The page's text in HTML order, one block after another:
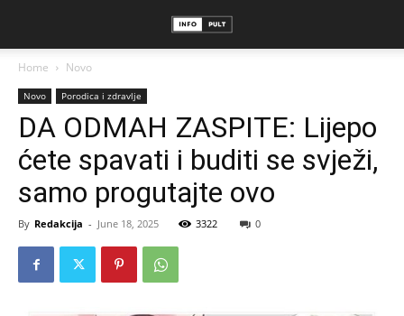
Home Novo
Novo Porodica i zdravlje
DA ODMAH ZASPITE: Lijepo
ćete spavati i buditi se svježi,
samo progutajte ovo
By Redakcija - June 18, 2025 3322 0